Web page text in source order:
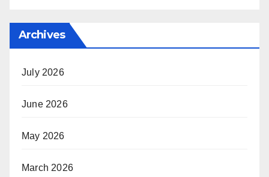
Archives
July 2026
June 2026
May 2026
March 2026